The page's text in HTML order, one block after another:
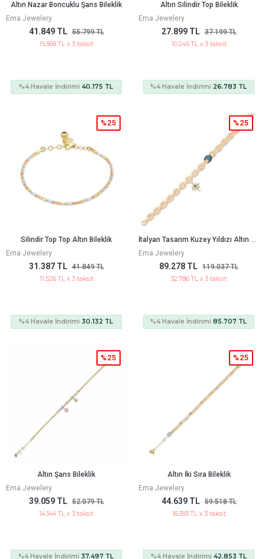
Altın Nazar Boncuklu Şans Bileklik
Ema Jewelery
41.849 TL 55.799 TL
15.368 TL x 3 taksit
%4 Havale İndirimi40.175 TL
Altın Silindir Top Bileklik
Ema Jewelery
27.899 TL 37.199 TL
10.245 TL x 3 taksit
%4 Havale İndirimi 26.783 TL
Silindir Top Top Altın Bileklik
Ema Jewelery
31.387 TL 41.849 TL
%25
11.526 TL x 3 taksit
%4 Havale İndirimi 30.132 TL
İ
Talyan Tasarım Kuzey Yıldızı Altın Bileklik
Ema Jewelery
89.278 TL 119.037 TL
%25
32.786 TL x 3 taksit
%4 Havale İndirimi85.707 TL
Altın Şans Bileklik
Ema Jewelery
39.059 TL 52.079 TL
%25
14.344 TL x 3 taksit
%4 Havale İndirimi 37.497 TL
Altın İki Sıra Bileklik
Ema Jewelery
44.639 TL 59.518 TL
%25
16.393 TL x 3 taksit
%4 Havale İndirimi 42.853 TL